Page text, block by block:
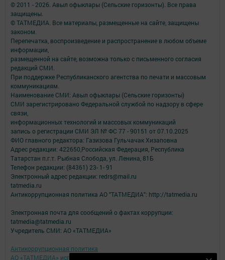
© 2011 - 2026. Авыл офыклары (Сельские горизонты). Все права
защищены.
© ТАТМЕДИА. Все материалы, размещенные на сайте, защищены
законом.
Перепечатка, воспроизведение и распространение в любом объеме
информации,
размещенной на сайте, возможна только с письменного согласия
редакций СМИ.
При поддержке Республиканского агентства по печати и массовым
коммуникациям.
Наименование СМИ: Авыл офыклары (Сельские горизонты)
СМИ зарегистрировано Федеральной службой по надзору в сфере
связи,
информационных технологий и массовых коммуникаций
запись о регистрации СМИ ЭЛ № ФС 77 - 90151 от 07.10.2025
ФИО главного редактора: Газизова Гульчачак Хизаповна
Адрес редакции: 422650,Российская Федерация, Республика
Татарстан п.г.т. Рыбная Слобода, ул. Ленина, 81Б
Телефон редакции: (84361) 23- 1- 91
Электронный адрес редакции: redrs@mail.ru
tatmedia.ru
Антикоррупционная политика АО "ТАТМЕДИА": http://tatmedia.ru
Электронная почта для сообщений о фактах коррупции:
tatmedia@tatmedia.ru
Учредитель СМИ: АО «ТАТМЕДИА»
Антикоррупционная политика
АО «ТАТМЕДИА» использует «cookie»
для персонализации сервисов и